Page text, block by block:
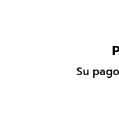
Su